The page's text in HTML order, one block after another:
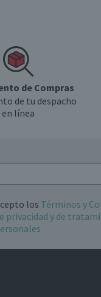
de Compras
de tu despacho
en línea
los Términos y
privacidad y de